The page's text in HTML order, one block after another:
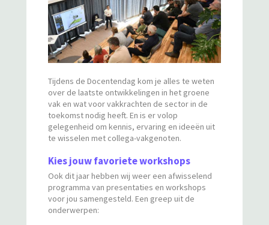
Tijdens de Docentendag kom je alles te weten
over de laatste ontwikkelingen in het groene
vak en wat voor vakkrachten de sector in de
toekomst nodig heeft. En is er volop
gelegenheid om kennis, ervaring en ideeën uit
te wisselen met collega-vakgenoten.
Kies jouw favoriete workshops
Ook dit jaar hebben wij weer een afwisselend
programma van presentaties en workshops
voor jou samengesteld. Een greep uit de
onderwerpen: